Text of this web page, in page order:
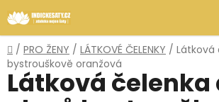
na
obsah
Domů
/ PRO ŽENY / LÁTKOVÉ ČELENKY / Látková
bystrouškově oranžová
Látková čelenka